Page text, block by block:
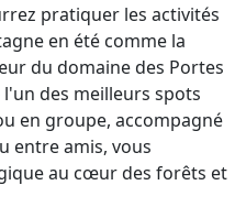
pratiquer les activités
en été comme la
du domaine des Portes
des meilleurs spots
en groupe, accompagné
entre amis, vous
au cœur des forêts et